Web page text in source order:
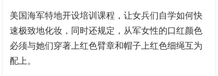
美国海军特地开设培训课程，让女兵们自学如何快
速极致地化妆，同时还规定，从军女性的口红颜色
必须与她们穿著上红色臂章和帽子上红色细绳互为
配上。